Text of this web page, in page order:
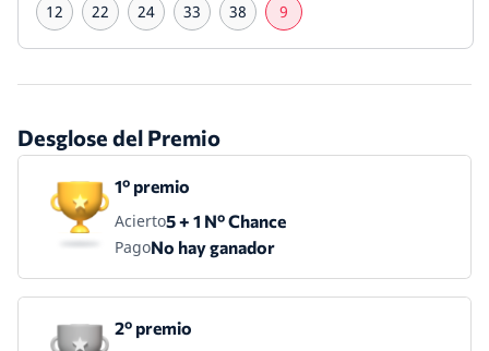
12 22 24 33 38 9
Desglose del Premio
1º premio
Acierto5 + 1 Nº Chance
PagoNo hay ganador
2º premio